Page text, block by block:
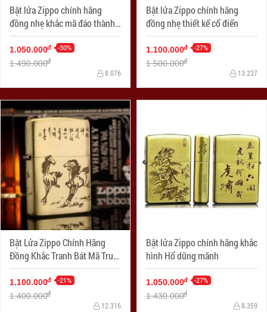
Bật lửa Zippo chính hãng
đồng nhẹ khắc mã đáo thành
công
1.050.000đ -30%
1.490.000đ
8.076
Bật lửa Zippo chính hãng
đồng nhẹ thiết kế cổ điển
1.100.000đ -27%
1.500.000đ
13.237
Bật Lửa Zippo Chính Hãng
Đồng Khắc Tranh Bát Mã Truy
Phong
1.100.000đ -21%
1.400.000đ
12.316
Bật lửa Zippo chính hãng khắc
hình Hổ dũng mãnh
1.050.000đ -27%
1.430.000đ
8.359